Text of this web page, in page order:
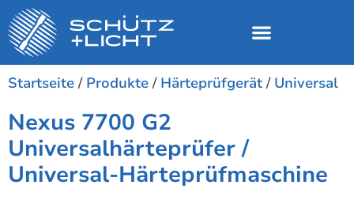
Startseite/ Produkte/ Härteprüfgerät/ Universal
Nexus 7700 G2
Universalhärteprüfer /
Universal-Härteprüfmaschine